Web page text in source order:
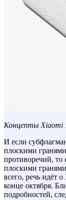
Концепты Xiaomi
И если
плоскими
противоречий, то
плоскими
всего, речь идёт
конце октября.
подробностей,